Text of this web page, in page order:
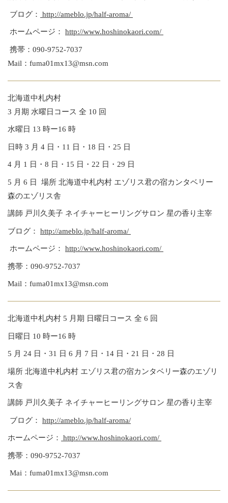
ブログ： http://ameblo.jp/half-aroma/
ホームページ： http://www.hoshinokaori.com/
携帯：090-9752-7037
Mail：fuma01mx13@msn.com
北海道中札内村
3 月期 水曜日コース 全 10 回
水曜日 13 時ー16 時
日時 3 月 4 日・11 日・18 日・25 日
4 月 1 日・8 日・15 日・22 日・29 日
5 月 6 日 場所 北海道中札内村 エゾリス君の宿カンタベリー
森のエゾリス舎
講師 戸川久美子 ネイチャーヒーリングサロン 星の香り主宰
ブログ： http://ameblo.jp/half-aroma/
ホームページ： http://www.hoshinokaori.com/
携帯：090-9752-7037
Mail：fuma01mx13@msn.com
北海道中札内村 5 月期 日曜日コース 全 6 回
日曜日 10 時ー16 時
5 月 24 日・31 日 6 月 7 日・14 日・21 日・28 日
場所 北海道中札内村 エゾリス君の宿カンタベリー森のエゾリ
ス舎
講師 戸川久美子 ネイチャーヒーリングサロン 星の香り主宰
ブログ： http://ameblo.jp/half-aroma/
ホームページ： http://www.hoshinokaori.com/
携帯：090-9752-7037
Mai：fuma01mx13@msn.com